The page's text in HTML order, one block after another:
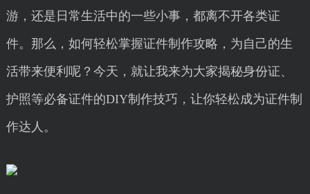
游，还是日常生活中的一些小事，都离不开各类证
件。那么，如何轻松掌握证件制作攻略，为自己的生
活带来便利呢？今天，就让我来为大家揭秘身份证、
护照等必备证件的DIY制作技巧，让你轻松成为证件制
作达人。